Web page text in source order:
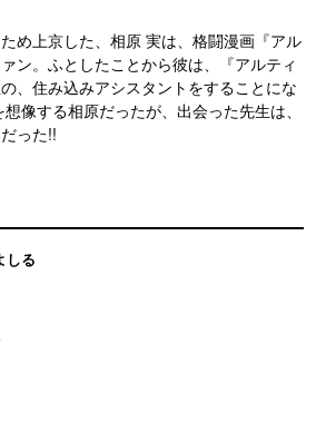
め上京した、相原 実は、格闘漫画『アル
ン。ふとしたことから彼は、『アルティ
、住み込みアシスタントをすることにな
像する相原だったが、出会った先生は、
った!!
しる